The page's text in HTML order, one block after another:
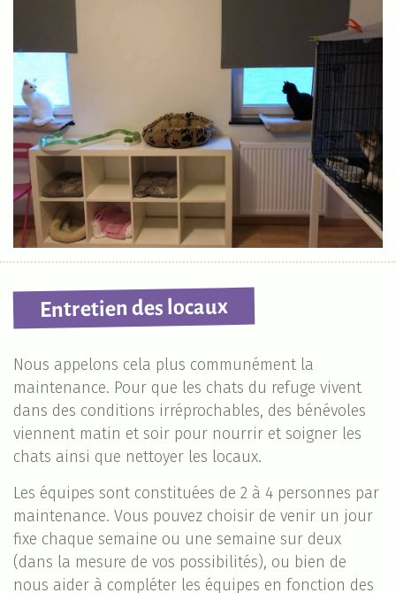
Entretien des locaux
Nous appelons cela plus communément la
maintenance. Pour que les chats du refuge vivent
dans des conditions irréprochables, des bénévoles
viennent matin et soir pour nourrir et soigner les
chats ainsi que nettoyer les locaux.
Les équipes sont constituées de 2 à 4 personnes par
maintenance. Vous pouvez choisir de venir un jour
fixe chaque semaine ou une semaine sur deux
(dans la mesure de vos possibilités), ou bien de
nous aider à compléter les équipes en fonction des